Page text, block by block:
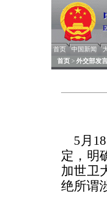
首页 中国新闻
首页 > 外交部发
5月
定，明
加世卫
绝所谓